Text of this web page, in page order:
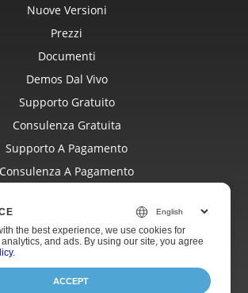
Nuove Versioni
Prezzi
Documenti
Demos Dal Vivo
Supporto Gratuito
Consulenza Gratuita
Supporto A Pagamento
Consulenza A Pagamento
Di
the best experience, we use cookies for
and ads. By using our site, you agree
.
ACCEPT